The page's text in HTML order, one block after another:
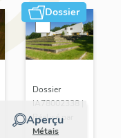
Dossier
Aperçu
Dossier
IA78002338 |
Réalisé par
Métais